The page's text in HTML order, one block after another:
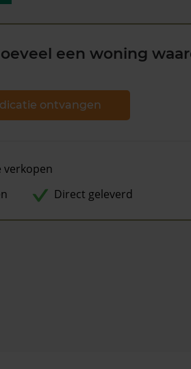
een woning
ontvangen
verkopen
Direct geleverd